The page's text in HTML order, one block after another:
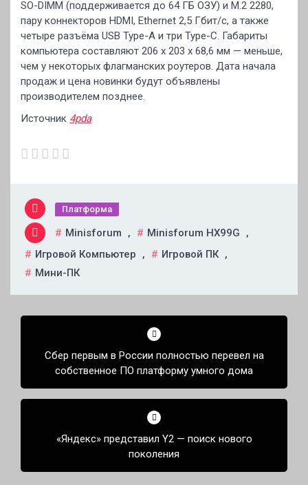
SO-DIMM (поддерживается до 64 ГБ ОЗУ) и M.2 2280,
пару коннекторов HDMI, Ethernet 2,5 Гбит/с, а также
четыре разъёма USB Type-A и три Type-C. Габариты
компьютера составляют 206 х 203 х 68,6 мм — меньше,
чем у некоторых флагманских роутеров. Дата начала
продаж и цена новинки будут объявлены
производителем позднее.
Источник 4pda
Платформа
Minisforum , Minisforum HX99G
,
Игровой Компьютер
, Игровой ПК ,
Мини-ПК
Навигация
записямСбер первым в России полностью перевел на
собственное ПО платформу умного дома
«Яндекс» представил Y2 — поиск нового
поколения